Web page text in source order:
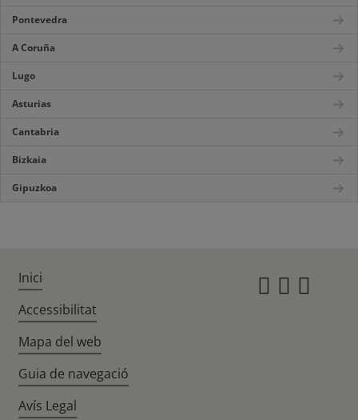
Pontevedra
A Coruña
Lugo
Asturias
Cantabria
Bizkaia
Gipuzkoa
Inici
Accessibilitat
Mapa del web
Guia de navegació
Avís Legal